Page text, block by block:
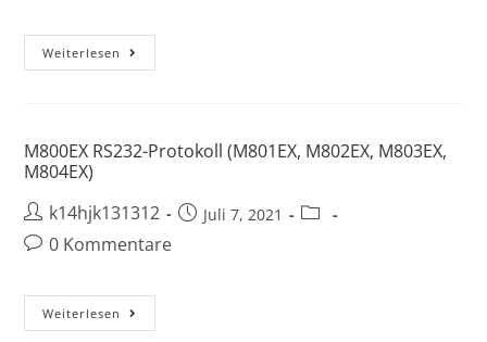
Weiterlesen
M800EX RS232-Protokoll (M801EX, M802EX, M803EX,
M804EX)
k14hjk131312
Juli 7, 2021
0 Kommentare
Weiterlesen